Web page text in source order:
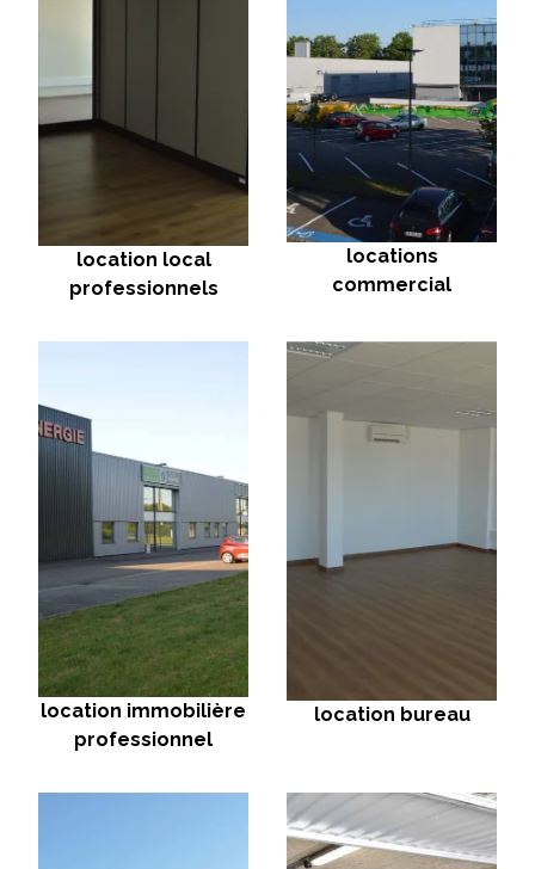
location local
professionnels
locations
commercial
location immobilière
professionnel
location bureau